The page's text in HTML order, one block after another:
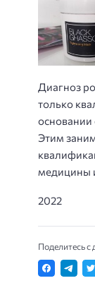
Диагноз
только
основании
Этим
медицины
2022
Поделитесь с